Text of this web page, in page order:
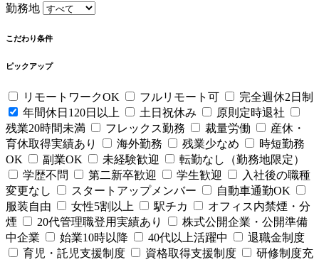
勤務地
こだわり条件
ピックアップ
リモートワークOK フルリモート可
完全週休2日制
年間休日120日以上
土日祝休み
原則定時退社
残業20時間未満
フレックス勤務 裁量労働
産休・
育休取得実績あり
海外勤務 残業少なめ
時短勤務
OK
副業OK 未経験歓迎
転勤なし（勤務地限定）
学歴不問
第二新卒歓迎 学生歓迎
入社後の職種
変更なし
スタートアップメンバー
自動車通勤OK
服装自由
女性5割以上 駅チカ
オフィス内禁煙・分
煙
20代管理職登用実績あり
株式公開企業・公開準備
中企業
始業10時以降 40代以上活躍中
退職金制度
育児・託児支援制度
資格取得支援制度
研修制度充